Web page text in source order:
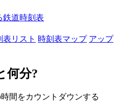
鉄道時刻表
表リスト 時刻表マップ アップ
何分?
間をカウントダウンする